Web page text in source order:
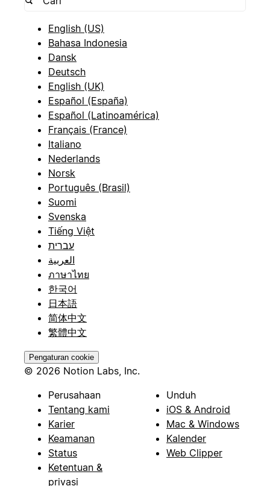
English (US)
Bahasa Indonesia
Dansk
Deutsch
English (UK)
Español (España)
Español (Latinoamérica)
Français (France)
Italiano
Nederlands
Norsk
Português (Brasil)
Suomi
Svenska
Tiếng Việt
עברית
العربية
ภาษาไทย
한국어
日本語
简体中文
繁體中文
Pengaturan cookie
© 2026 Notion Labs, Inc.
Perusahaan
Tentang kami
Karier
Keamanan
Status
Ketentuan &
privasi
Unduh
iOS & Android
Mac & Windows
Kalender
Web Clipper